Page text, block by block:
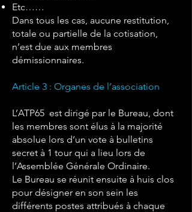
Etc……
Dans tous les cas, aucune restitution,
totale ou partielle de la cotisation,
n’est due aux membres
démissionnaires.
Article 3 : Organes de l’association
L’ATP65 est dirigé par le Bureau, dont
les membres sont élus à la majorité
absolue lors d’un vote à bulletins
secret à 1 tour qui a lieu lors de
l’Assemblée Générale Ordinaire.
Le Bureau se réunit ensuite à huis clos
pour désigner en son sein les
différents postes attribués à chaque